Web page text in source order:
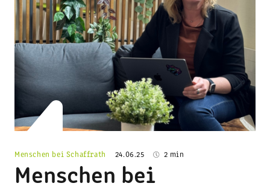
Menschen bei Schaffrath 24.06.25 2 min
Menschen bei